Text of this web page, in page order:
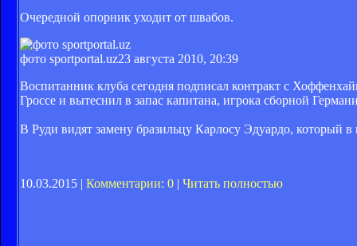
Очередной опорник уходит от швабов.
фото sportportal.uz23 августа 2010, 20:39
Воспитанник клуба сегодня подписал контракт с
Гроссе и вытеснил в запас капитана, игрока сборной
В Руди видят замену бразильцу Карлосу Эдуардо, который в
10.03.2015 | Комментарии: 0 | Читать полностью